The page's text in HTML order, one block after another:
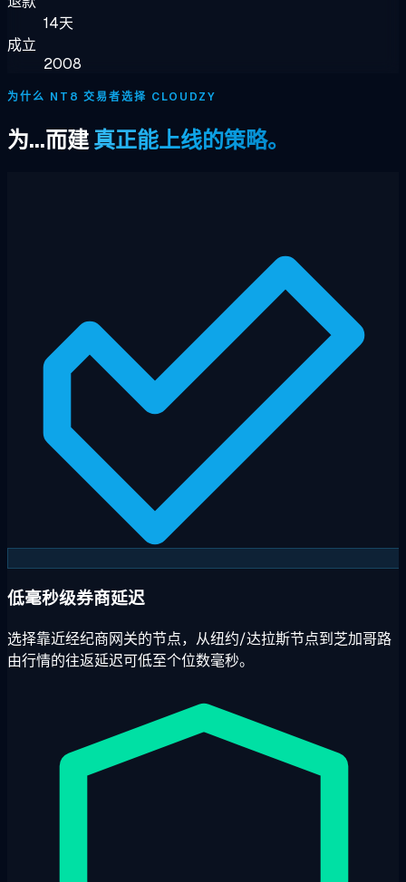
14天
成立
2008
为什么 NT8 交易者选择 CLOUDZY
为...而建真正能上线的策略。
低毫秒级券商延迟
选择靠近经纪商网关的节点，从纽约/达拉斯节点到芝加哥路
由行情的往返延迟可低至个位数毫秒。